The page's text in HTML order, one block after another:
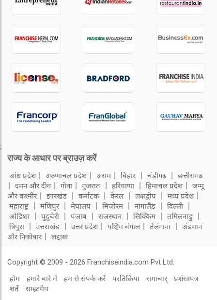
;
राज्य के आधार पर ब्राउज़ करें
आंध्र प्रदेश अरुणाचल प्रदेश असम बिहार चंडीगढ़
छत्तीसगढ
दमन और दीव
गोवा गुजरात हरियाणा हिमाचल प्रदेश
जम्मू
और कश्मीर
झारखंड कर्नाटक केरल लक्षद्वीप
मध्य प्रदेश
महाराष्ट्र
मणिपुर मेघालय मिजोरम नागालैंड
दिल्ली
ओडिशा
पुदुचेरी पंजाब राजस्थान सिक्किम
तमिलनाडु
त्रिपुरा
उत्तराखंड उत्तर प्रदेश पश्चिम बंगाल तेलंगाना
अंडमान
और निकोबार
लद्दाख
Copyright © 2009 - 2026 Franchiseindia.com Pvt Ltd.
होम हमारे बारे में हम से संपर्क करें परतिक्रिया समाचार्
प्रशंसापत्र
शर्तें
साइटमैप